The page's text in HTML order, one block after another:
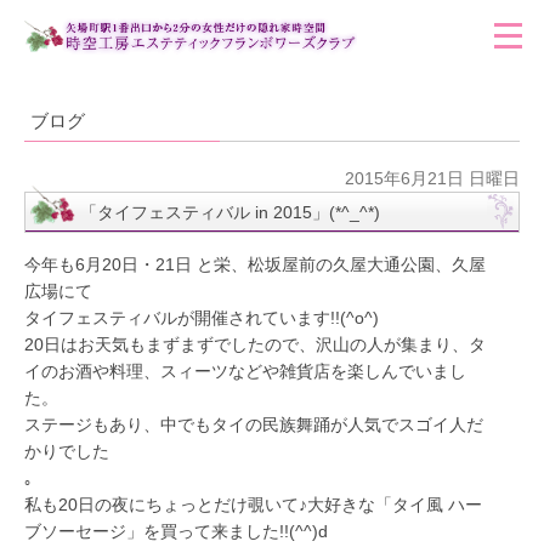
ブログ
2015年6月21日 日曜日
「タイフェスティバル in 2015」(*^_^*)
今年も6月20日・21日 と栄、松坂屋前の久屋大通公園、久屋
広場にて
タイフェスティバルが開催されています!!(^o^)
20日はお天気もまずまずでしたので、沢山の人が集まり、タ
イのお酒や料理、スィーツなどや雑貨店を楽しんでいまし
た。
ステージもあり、中でもタイの民族舞踊が人気でスゴイ人だ
かりでした
｡
私も20日の夜にちょっとだけ覗いて♪大好きな「タイ風 ハー
ブソーセージ」を買って来ました!!(^^)d